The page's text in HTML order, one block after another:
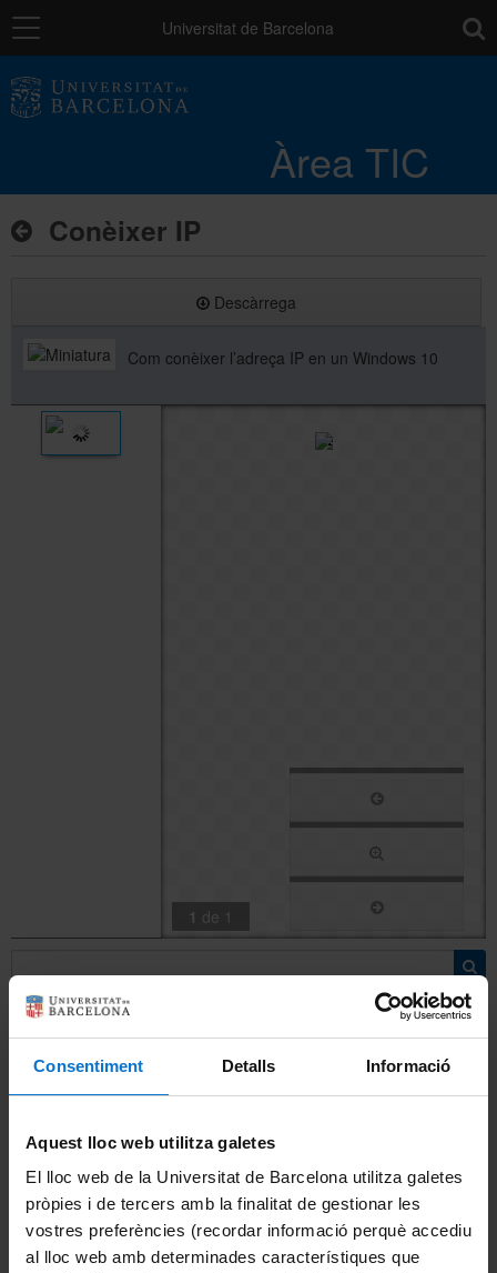
Consentiment Detalls Informació
Aquest lloc web utilitza galetes
El lloc web de la Universitat de Barcelona utilitza galetes
pròpies i de tercers amb la finalitat de gestionar les
vostres preferències (recordar informació perquè accediu
al lloc web amb determinades característiques que
Navegació Universitat de Barcelona
Àrea TIC
Entorn de treball
Núvol UB
Seguretat de les dades
Conèixer IP
Descàrrega
Com conèixer l’adreça IP en un Windows 10
1 de 1
Si ets PTGAS/PDI/Personal extern:
Portal de Gestió TIC UB
(opció recomanada)
93 402 16 87
Atenció in situ: de 8:00 a 15:00
Atenció telefònica: de 8:00 a 21:00